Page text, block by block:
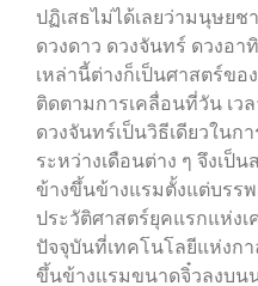
ปฏิเสธไม่ได้เลยว่ามนุษย
ดวงดาว ดวงจันทร์ ดวงอ
เหล่านี้ต่างก็เป็นศาสตร์ขอ
ติดตามการเคลื่อนที่วัน เว
ดวงจันทร์เป็นวิธีเดียวในก
ระหว่างเดือนต่าง ๆ จึงเป็
ข้างขึ้นข้างแรมตั้งแต่บรร
ประวัติศาสตร์ยุคแรกแห่ง
ปัจจุบันที่เทคโนโลยีแห่งกา
ขึ้นข้างแรมขนาดจิ๋วลงบน